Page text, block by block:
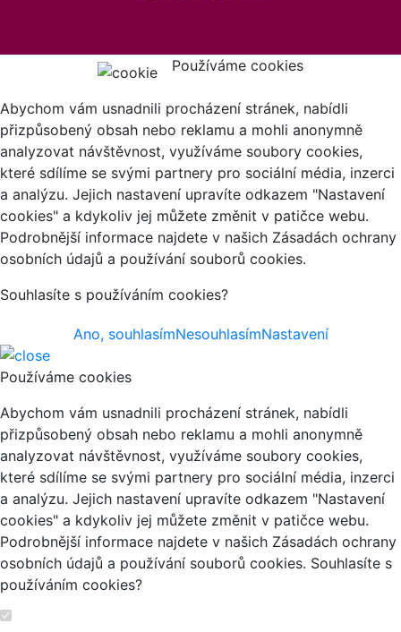
Používáme cookies
Abychom vám usnadnili procházení stránek, nabídli
přizpůsobený obsah nebo reklamu a mohli anonymně
analyzovat návštěvnost, využíváme soubory cookies,
které sdílíme se svými partnery pro sociální média, inzerci
a analýzu. Jejich nastavení upravíte odkazem "Nastavení
cookies" a kdykoliv jej můžete změnit v patičce webu.
Podrobnější informace najdete v našich Zásadách ochrany
osobních údajů a používání souborů cookies.
Souhlasíte s používáním cookies?
Ano, souhlasímNesouhlasímNastavení
Používáme cookies
Abychom vám usnadnili procházení stránek, nabídli
přizpůsobený obsah nebo reklamu a mohli anonymně
analyzovat návštěvnost, využíváme soubory cookies,
které sdílíme se svými partnery pro sociální média, inzerci
a analýzu. Jejich nastavení upravíte odkazem "Nastavení
cookies" a kdykoliv jej můžete změnit v patičce webu.
Podrobnější informace najdete v našich Zásadách ochrany
osobních údajů a používání souborů cookies. Souhlasíte s
používáním cookies?